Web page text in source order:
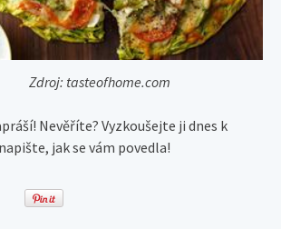
Zdroj: tasteofhome.com
Nevěříte? Vyzkoušejte ji dnes k
jak se vám povedla!